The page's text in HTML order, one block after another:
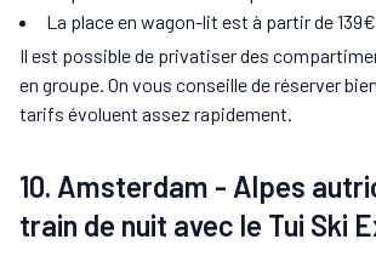
La place en wagon-lit est à partir de 139€
Il est possible de privatiser des
en groupe. On vous conseille de réserver
tarifs évoluent assez rapidement.
10. Amsterdam - Alpes
train de nuit avec le Tui Ski